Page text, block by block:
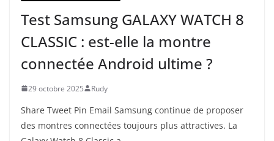
Test Samsung GALAXY WATCH 8
CLASSIC : est-elle la montre
connectée Android ultime ?
29 octobre 2025 Rudy
Share Tweet Pin Email Samsung continue de proposer
des montres connectées toujours plus attractives. La